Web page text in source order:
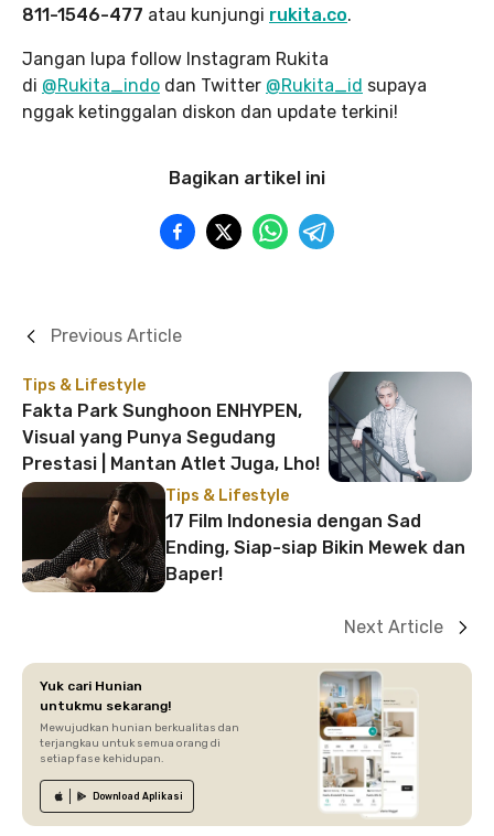
811-1546-477 atau kunjungi rukita.co.
Jangan lupa follow Instagram Rukita
di @Rukita_indo dan Twitter @Rukita_id supaya
nggak ketinggalan diskon dan update terkini!
Bagikan artikel ini
Tips & Lifestyle
Fakta Park Sunghoon ENHYPEN,
Visual yang Punya Segudang
Prestasi | Mantan Atlet Juga, Lho!
Previous Article
Tips & Lifestyle
17 Film Indonesia dengan Sad
Ending, Siap-siap Bikin Mewek dan
Baper!
Next Article
Yuk cari Hunian
untukmu sekarang!
Mewujudkan hunian berkualitas dan
terjangkau untuk semua orang di
setiap fase kehidupan.
Download Aplikasi